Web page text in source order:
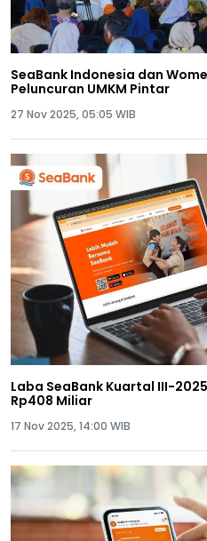
SeaBank Indonesia dan
Peluncuran UMKM Pintar
27 Nov 2025, 05:05 WIB
Laba SeaBank Kuartal III-
Rp408 Miliar
17 Nov 2025, 14:00 WIB